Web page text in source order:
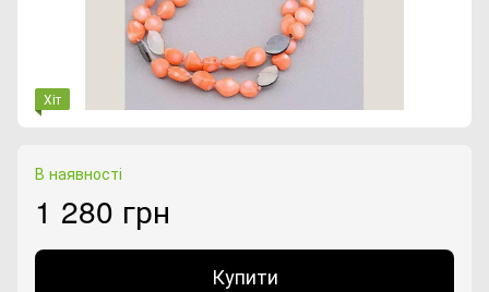
Хіт
В наявності
1 280 грн
Купити